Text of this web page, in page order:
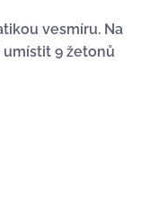
vesmíru. Na
9 žetonů